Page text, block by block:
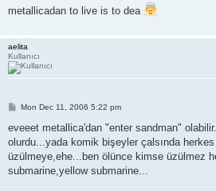
metallicadan to live is to dea
aelita
Kullanıcı
P
s
Mon Dec 11, 2006 5:22 pm
eveeet metallica'dan "enter sandman"
olurdu...yada komik bişeyler çalsında
üzülmeye,ehe...ben ölünce kimse üzülmez
submarine,yellow submarine...